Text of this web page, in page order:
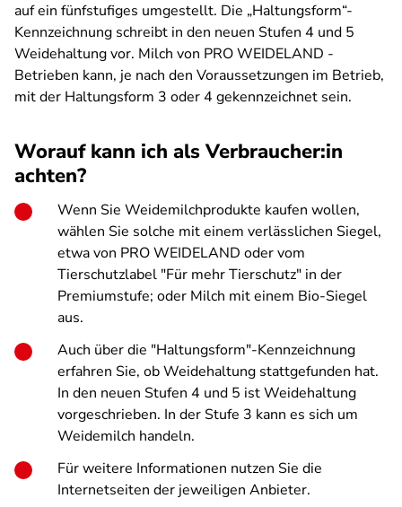
auf ein fünfstufiges umgestellt. Die „Haltungsform“-
Kennzeichnung schreibt in den neuen Stufen 4 und 5
Weidehaltung vor. Milch von PRO WEIDELAND -
Betrieben kann, je nach den Voraussetzungen im Betrieb,
mit der Haltungsform 3 oder 4 gekennzeichnet sein.
Worauf kann ich als Verbraucher:in
achten?
Wenn Sie Weidemilchprodukte kaufen wollen,
wählen Sie solche mit einem verlässlichen Siegel,
etwa von PRO WEIDELAND oder vom
Tierschutzlabel "Für mehr Tierschutz" in der
Premiumstufe; oder Milch mit einem Bio-Siegel
aus.
Auch über die "Haltungsform"-Kennzeichnung
erfahren Sie, ob Weidehaltung stattgefunden hat.
In den neuen Stufen 4 und 5 ist Weidehaltung
vorgeschrieben. In der Stufe 3 kann es sich um
Weidemilch handeln.
Für weitere Informationen nutzen Sie die
Internetseiten der jeweiligen Anbieter.